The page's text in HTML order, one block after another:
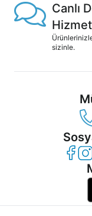
Canlı
sizinle.